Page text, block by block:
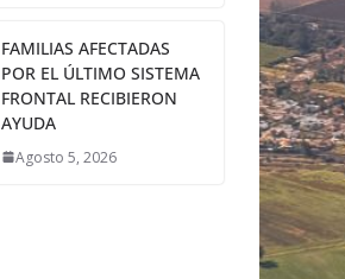
FAMILIAS AFECTADAS
POR EL ÚLTIMO SISTEMA
FRONTAL RECIBIERON
AYUDA
Agosto 5, 2026